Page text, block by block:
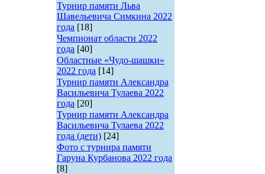
Турнир памяти Льва
Шавельевича Симкина 2022
года [18]
Чемпионат области 2022
года [40]
Областные «Чудо-шашки»
2022 года [14]
Турнир памяти Александра
Васильевича Тулаева 2022
года [20]
Турнир памяти Александра
Васильевича Тулаева 2022
года (дети) [24]
Фото с турнира памяти
Гаруна Курбанова 2022 года
[8]